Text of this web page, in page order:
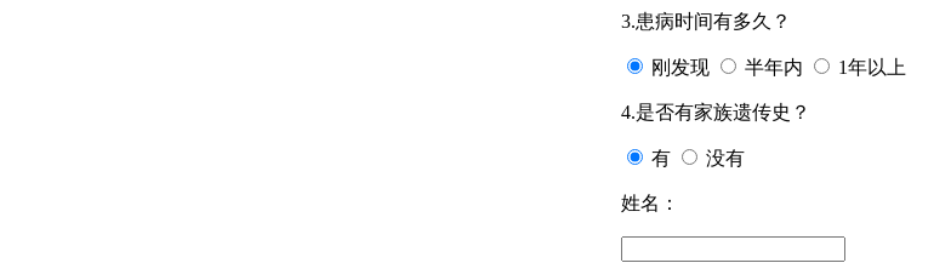
3.患病时间有多久？
刚发现 半年内 1年以上
4.是否有家族遗传史？
有 没有
姓名：